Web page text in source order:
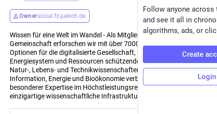
Ownersocial.fz-juelich.de
Wissen für eine Welt im Wandel - Als Mitglied der Helmholtz-
Gemeinschaft erforschen wir mit über 7000 Beschäftigten
Optionen für die digitalisierte Gesellschaft, ein klimaschonendes
Energiesystem und Ressourcen schützendes Wirtschaften.
Natur-, Lebens- und Technikwissenschaften in den Bereichen
Information, Energie und Bioökonomie verbinden wir mit
besonderer Expertise im Höchstleistungsrechnen und setzen
einzigartige wissenschaftliche Infrastrukturen ein.
Follow anyone across
and see it all in
algorithms, ads, or
Create
Login